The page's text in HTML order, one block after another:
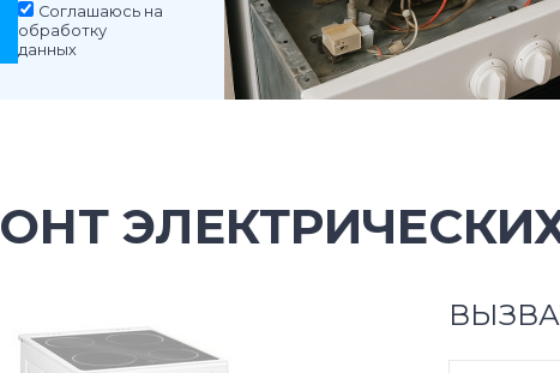
Соглашаюсь на
обработку
данных